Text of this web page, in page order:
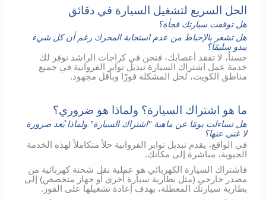
الحل السريع لتشغيل السيارة في دقائق
هل توقفت سيارتك فجأة؟
هل تشعر بالإحباط من عدم استجابة المحرك رغم أن كل شيء
يبدو سليمًا؟
حسناُ، لا تفقد أعصابك، فنحن في كراجات الراشد نوفر لك
خدمة عمل اشتراك السيارة تبديل تواير الفروانية في جميع
مناطق الكويت، لحل المشكلة فورًا وبأقل مجهود.
ما هو اشتراك السيارة؟ ولماذا هو ضروري؟
هل تساءلت يومًا عن ماهية "اشتراك السيارة" ولماذا يُعد ضرورة
لا غنى عنها؟
في الواقع، يقدم تبديل تواير الفروانية حلاً متكاملاً لهذه الخدمة
الحيوية، مباشرة إلى مكانك.
فاشتراك السيارة الكهربائي هو عملية نقل شحنة كهربائية من
مصدر خارجي (مثل بطارية سيارة أخرى أو جهاز متخصص) إلى
بطارية سيارتك المعطلة، بهدف إعادة تشغيلها على الفور.